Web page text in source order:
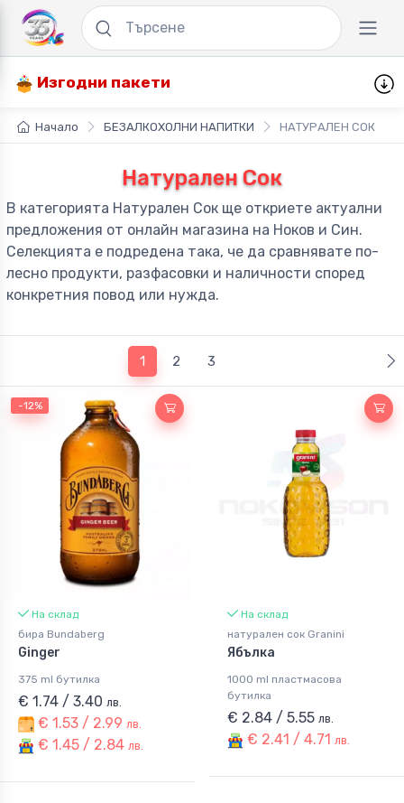
Изгодни пакети
Начало БЕЗАЛКОХОЛНИ НАПИТКИ НАТУРАЛЕН СОК
Натурален Сок
В категорията Натурален Сок ще откриете актуални
предложения от онлайн магазина на Ноков и Син.
Селекцията е подредена така, че да сравнявате по-
лесно продукти, разфасовки и наличности според
конкретния повод или нужда.
1 (current)
2 3
-12%
На склад
бира Bundaberg
Ginger
375 ml бутилка
€ 1.74 / 3.40 лв.
€ 1.53 / 2.99 лв.
€ 1.45 / 2.84 лв.
На склад
натурален сок Granini
Ябълка
1000 ml пластмасова
бутилка
€ 2.84 / 5.55 лв.
€ 2.41 / 4.71 лв.